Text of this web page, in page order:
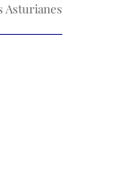
Asturianes